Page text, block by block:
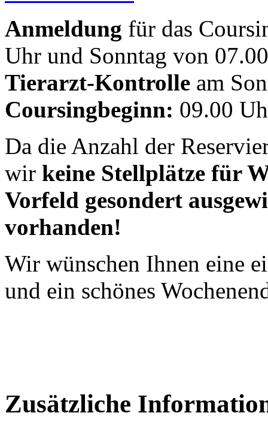
Anmeldung für das
Uhr und Sonntag von
Tierarzt-Kontrolle am
Coursingbeginn: 09.00
Da die Anzahl der
wir keine Stellplätze für
Vorfeld gesondert
vorhanden!
Wir wünschen Ihnen eine
und ein schönes
Zusätzliche